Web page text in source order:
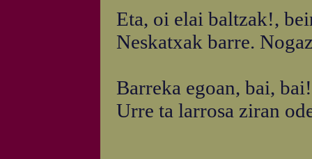
Eta, oi elai baltzak!,
Neskatxak barre.
Barreka egoan, bai,
Urre ta larrosa ziran